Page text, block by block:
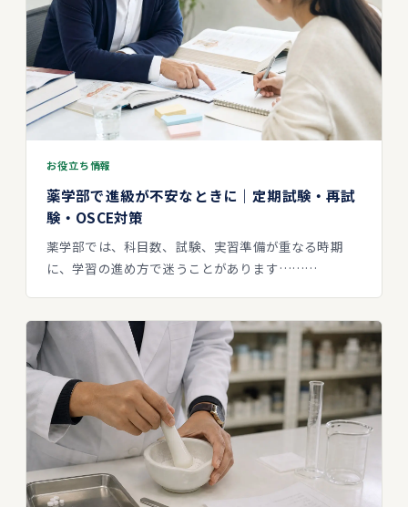
お役立ち情報
薬学部で進級が不安なときに｜定期試験・再試
験・OSCE対策
薬学部では、科目数、試験、実習準備が重なる時期
に、学習の進め方で迷うことがあります………